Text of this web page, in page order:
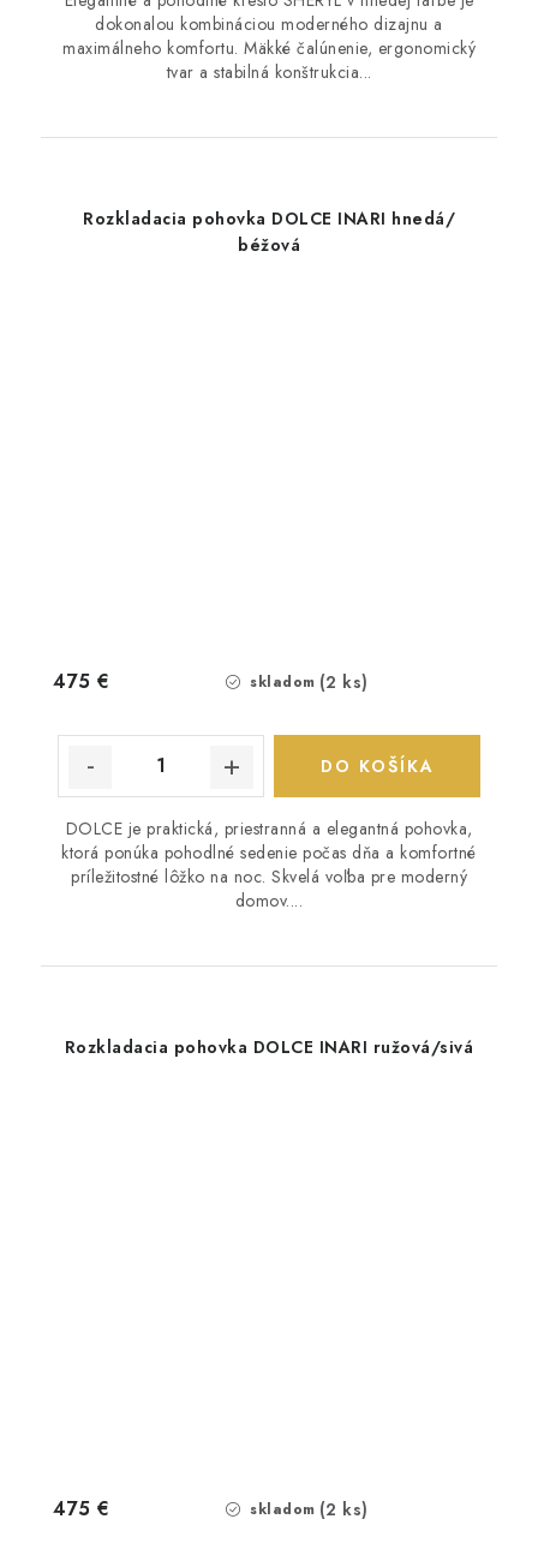
dokonalou kombináciou moderného dizajnu a
maximálneho komfortu. Mäkké čalúnenie, ergonomický
tvar a stabilná konštrukcia...
Rozkladacia pohovka DOLCE INARI hnedá/
béžová
skladom (2 ks)
475 €
DO KOŠÍKA
DOLCE je praktická, priestranná a elegantná pohovka,
ktorá ponúka pohodlné sedenie počas dňa a komfortné
príležitostné lôžko na noc. Skvelá voľba pre moderný
domov....
Rozkladacia pohovka DOLCE INARI ružová/sivá
skladom (2 ks)
475 €